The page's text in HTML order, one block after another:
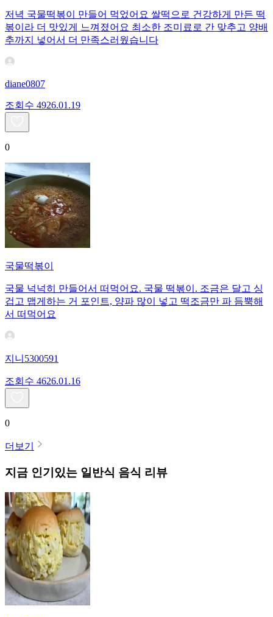
저녁 국물떡볶이 만들어 먹었어요 쌀떡으로 건강하게 만든 떡
볶이라 더 맛있게 느껴졌어요 최소한 조미료로 간 맞추고 양배
추까지 넣어서 더 만족스러웠습니다
diane0807
조회수 4926.01.19
0
국물떡볶이
국물 넉넉히 만들어서 떠먹어요. 국물 떡볶이. 조금은 달고 싱
겁고 맵게하는 거 포인트, 양파 많이 넣고 떡조금만 파 듬뿍해
서 떠먹어요
지니5300591
조회수 4626.01.16
0
더보기
지금 인기있는 일반식 음식 리뷰